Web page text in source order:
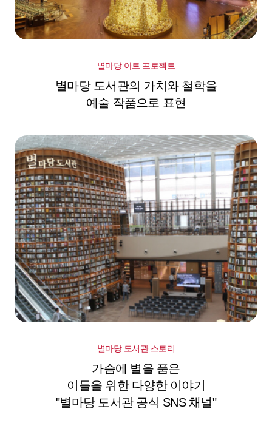
별마당 아트 프로젝트
별마당 도서관의 가치와 철학을
예술 작품으로 표현
별마당 도서관 스토리
가슴에 별을 품은
이들을 위한 다양한 이야기
"별마당 도서관 공식 SNS 채널"